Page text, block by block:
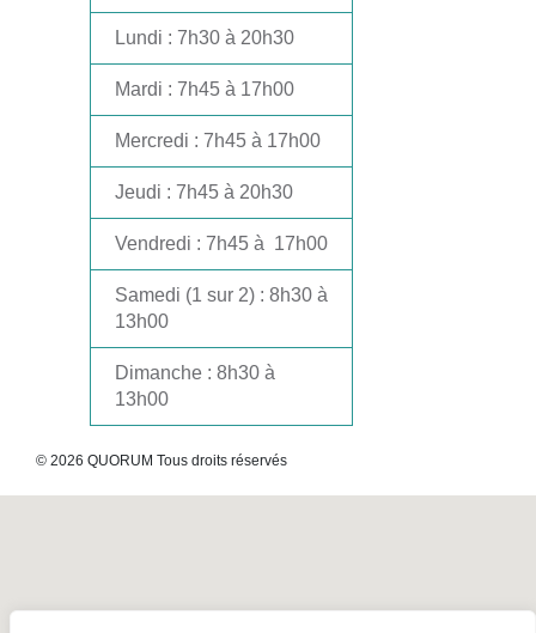
Lundi : 7h30 à 20h30
Mardi : 7h45 à 17h00
Mercredi : 7h45 à 17h00
Jeudi : 7h45 à 20h30
Vendredi : 7h45 à 17h00
Samedi (1 sur 2) : 8h30 à
13h00
Dimanche : 8h30 à
13h00
© 2026 QUORUM Tous droits réservés